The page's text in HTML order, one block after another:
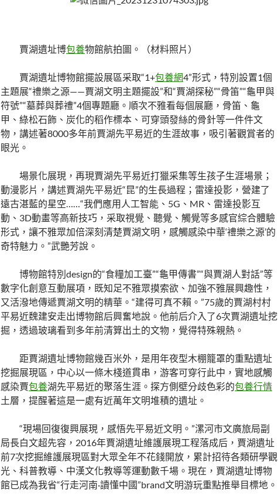
賈湖遺址博包養物館航拍圖。（材料照片）
賈湖遺址博物館擺設展區采取“1+包養網4”形式，特別設置1個
主題展“禮樂之源——賈湖文明主題擺設”和“賈湖探秘”“骨笛”“龜甲與
符號”“墓葬與葬禮”4個專題廳。順次不雅看每個展廳，骨笛、龜
甲、綠松石飾、炭化的稻作標本、可穿頭發絲的骨針等一件件文
物，講述著8000多年前賈湖先平易近的生涯故事，吸引著觀賞者的
眼光。
場景化展現，再現賈湖先平易近打獵采集等生孩子生涯場景；
動漫影片，講述賈湖先平易近“昆”的生長過程；雷達投影，營建了
遠古湛藍的星空……“我們應用人工智能、5G、MR、雷達投影互
動、3D動畫等高新技巧，采取視覺、聽覺、觸覺等多感官綜合體驗
形式，讓不雅眾加倍深刻清楚賈湖文明，感觸感染中華‘禮樂之源’的
奇特魅力。”武艷芳說。
博物館特別design的“食糧加工臺”“龜甲傳書”“與賈湖人對話”等
數字化創意互動展項，既知足不雅眾摸索欲、加強不雅展興趣性，
又活潑地傳遞賈湖文明的精華。“建得可真不賴。”75歲的賈湖村村
平易近魏建安走出博物館后興奮地說。他前后介入了6次賈湖遺址挖
掘，透過玻璃看到多年前清算出土的文物，覺得特殊親熱。
距賈湖遺址博物館幾百米外，是用年夜型木棚籠罩的重點遺址
挖掘展現區，中心以一條木棧道貫串，游客可穿行此中，實地感觸
感染賈包養湖先平易近的聚落生涯。探方側壁分歧色彩的包養行情
土層，提醒著這是一處有近萬年文明堆積的遺址。
“現場回復復興展現，感悟先平易近文明。”漯河市文廣旅局副
局長白文超先容，2016年賈湖遺址維護展現工程落成后，賈湖遺址
前7次挖掘維護展現區對大眾全年不花錢開放，累計招待各類研學觀
光、科普教導、中漢文化教導等運動數千場。現在，賈湖遺址博物
館已成為我省“行走河南·讀懂中國”brand文明游玩重點推舉目標地。